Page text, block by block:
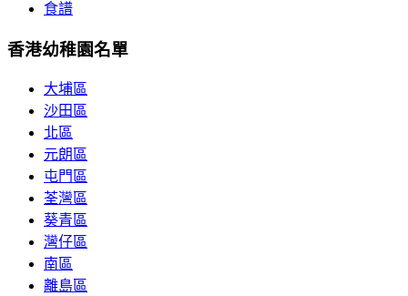
食譜
香港幼稚園名單
大埔區
沙田區
北區
元朗區
屯門區
荃灣區
葵青區
灣仔區
南區
離島區